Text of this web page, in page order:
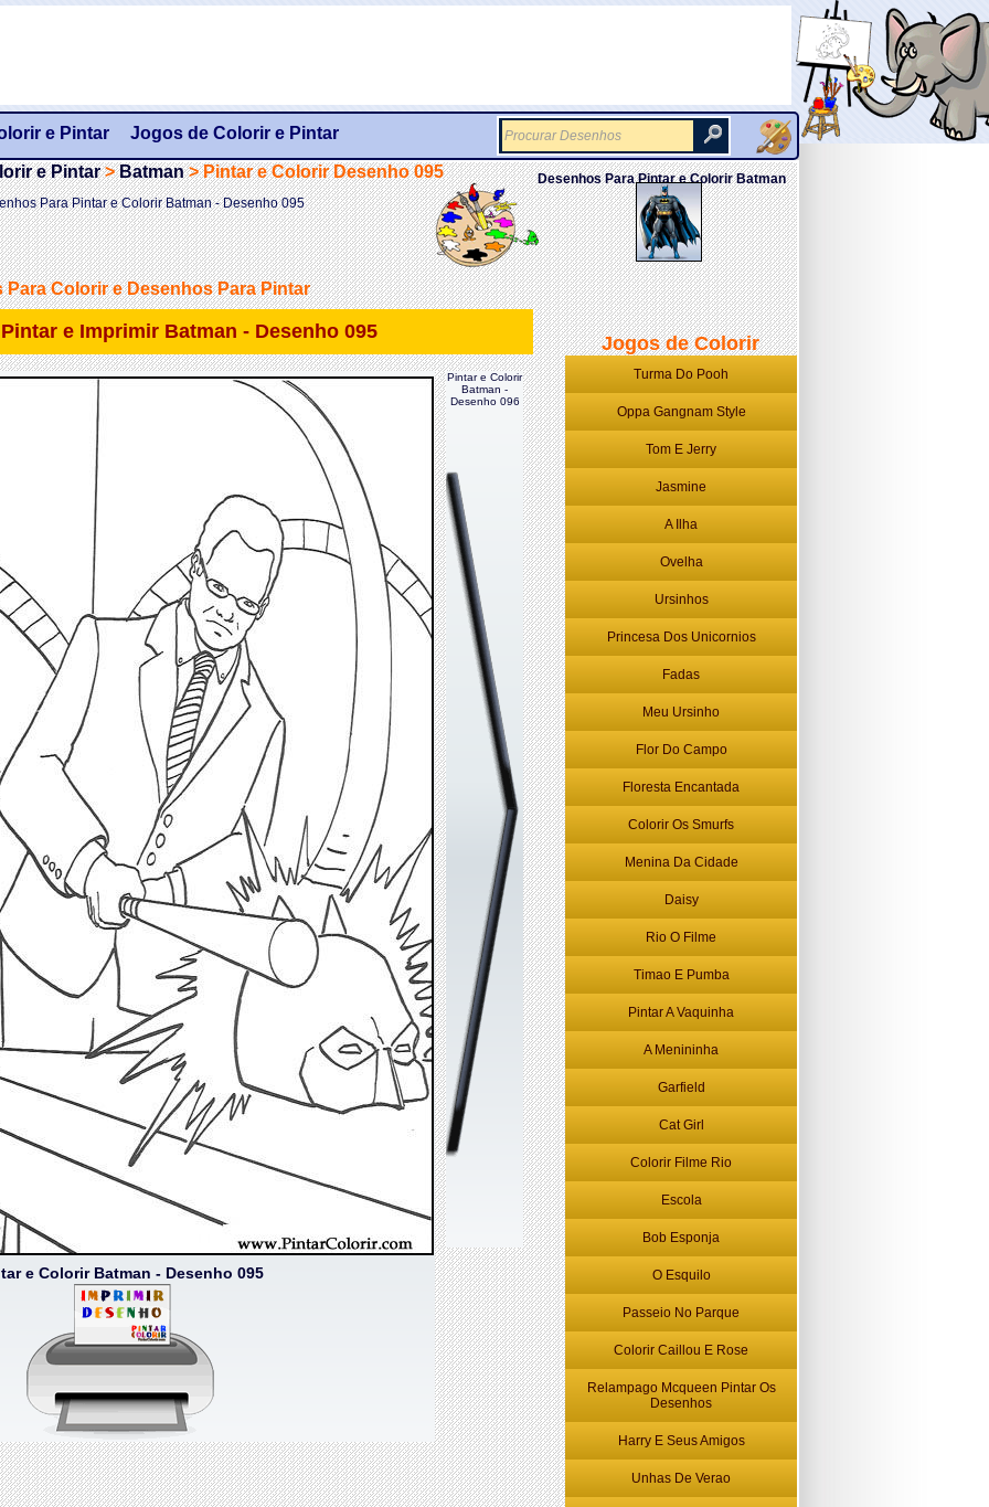
e Pintar Jogos de Colorir e Pintar
Desenhos Para Pintar e Colorir Batman
e Pintar>Batman>Pintar e Colorir Desenho 095
Para Pintar e Colorir Batman - Desenho 095
Para Colorir e Desenhos Para Pintar
e Imprimir Batman - Desenho 095
e Colorir Batman - Desenho 095
Pintar e Colorir
Batman -
Desenho 096
Jogos de Colorir
Turma Do Pooh
Oppa Gangnam Style
Tom E Jerry
Jasmine
A Ilha
Ovelha
Ursinhos
Princesa Dos Unicornios
Fadas
Meu Ursinho
Flor Do Campo
Floresta Encantada
Colorir Os Smurfs
Menina Da Cidade
Daisy
Rio O Filme
Timao E Pumba
Pintar A Vaquinha
A Menininha
Garfield
Cat Girl
Colorir Filme Rio
Escola
Bob Esponja
O Esquilo
Passeio No Parque
Colorir Caillou E Rose
Relampago Mcqueen Pintar Os
Desenhos
Harry E Seus Amigos
Unhas De Verao